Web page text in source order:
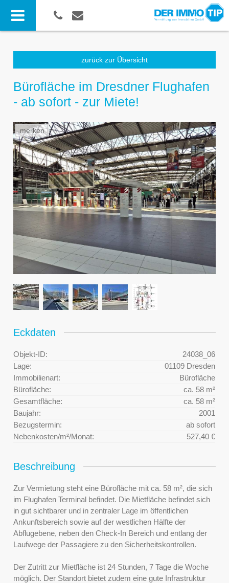
zurück zur Übersicht
Bürofläche im Dresdner Flughafen
- ab sofort - zur Miete!
merken
Eckdaten
Objekt-ID:
24038_06
Lage:
01109 Dresden
Immobilienart:
Bürofläche
Bürofläche:
ca. 58 m²
Gesamtfläche:
ca. 58 m²
Baujahr:
2001
Bezugstermin:
ab sofort
Nebenkosten/m²/Monat:
527,40 €
Beschreibung
Zur Vermietung steht eine Bürofläche mit ca. 58 m², die sich
im Flughafen Terminal befindet. Die Mietfläche befindet sich
in gut sichtbarer und in zentraler Lage im öffentlichen
Ankunftsbereich sowie auf der westlichen Hälfte der
Abflugebene, neben den Check-In Bereich und entlang der
Laufwege der Passagiere zu den Sicherheitskontrollen.
Der Zutritt zur Mietfläche ist 24 Stunden, 7 Tage die Woche
möglich. Der Standort bietet zudem eine gute Infrastruktur